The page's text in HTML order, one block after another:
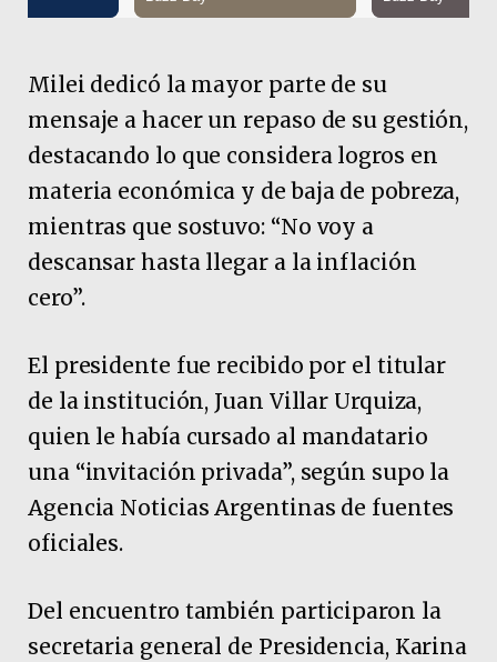
Milei dedicó la mayor parte de su
mensaje a hacer un repaso de su gestión,
destacando lo que considera logros en
materia económica y de baja de pobreza,
mientras que sostuvo: “No voy a
descansar hasta llegar a la inflación
cero”.
El presidente fue recibido por el titular
de la institución, Juan Villar Urquiza,
quien le había cursado al mandatario
una “invitación privada”, según supo la
Agencia Noticias Argentinas de fuentes
oficiales.
Del encuentro también participaron la
secretaria general de Presidencia, Karina